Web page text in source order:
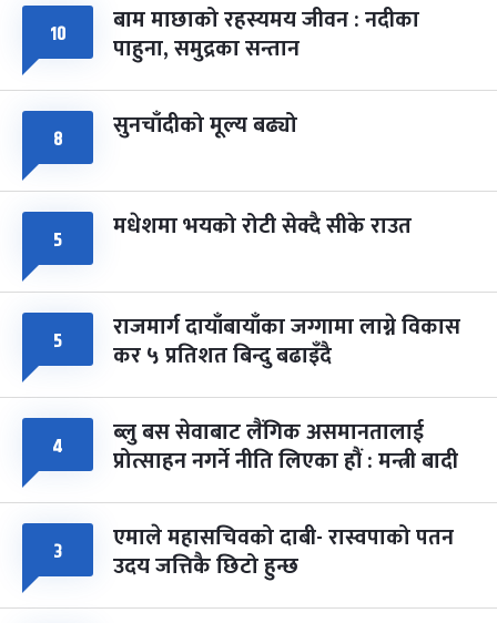
८ फागुपूर्णिमा
चैत्र ८, २०८३-Mar 22, 2027
७ महिना बाँकी
१० बाम माछाको रहस्यमय जीवन : नदीका
पाहुना, समुद्रका सन्तान
८ सुनचाँदीको मूल्य बढ्यो
५ मधेशमा भयको रोटी सेक्दै सीके राउत
५ राजमार्ग दायाँबायाँका जग्गामा लाग्ने विकास
कर ५ प्रतिशत बिन्दु बढाइँदै
४ ब्लु बस सेवाबाट लैंगिक असमानतालाई
प्रोत्साहन नगर्ने नीति लिएका हौं : मन्त्री बादी
३ एमाले महासचिवको दाबी- रास्वपाको पतन
उदय जत्तिकै छिटो हुन्छ